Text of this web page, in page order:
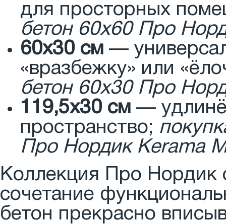
для просторных
бетон 60x60 Про
60x30 см —
«вразбежку» или
бетон 60x30 Про
119,5x30 см —
пространство;
Про Нордик Kerama
Коллекция Про Нордик
сочетание
бетон прекрасно